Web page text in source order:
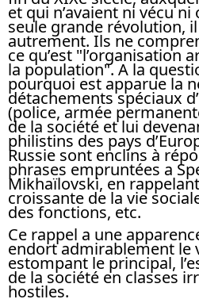
et qui n’avaient ni vécu
seule grande révolution,
autrement. Ils ne
ce qu’est "l’organisation
la population". A la
pourquoi est apparue la
détachements spéciaux
(police, armée
de la société et lui
philistins des pays
Russie sont enclins à
phrases empruntées a
Mikhaïlovski, en
croissante de la vie
des fonctions, etc.
Ce rappel a une
endort admirablement le
estompant le principal,
de la société en classes
hostiles.